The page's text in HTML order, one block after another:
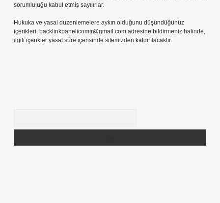
sorumluluğu kabul etmiş sayılırlar.
Hukuka ve yasal düzenlemelere aykırı olduğunu düşündüğünüz
içerikleri, backlinkpanelicomtr@gmail.com adresine bildirmeniz halinde,
ilgili içerikler yasal süre içerisinde sitemizden kaldırılacaktır.